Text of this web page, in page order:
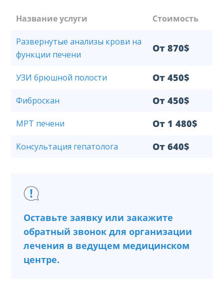
Название услуги Стоимость
Развернутые анализы крови на
функции печени
От 870$
УЗИ брюшной полости От 450$
Фиброскан От 450$
МРТ печени От 1 480$
Консультация гепатолога От 640$
Оставьте заявку или закажите
обратный звонок для организации
лечения в ведущем медицинском
центре.